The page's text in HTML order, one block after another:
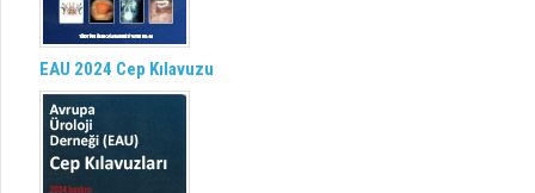
EAU 2024 Cep Kılavuzu